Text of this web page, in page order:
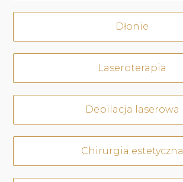
Dłonie
Laseroterapia
Depilacja laserowa
Chirurgia estetyczna